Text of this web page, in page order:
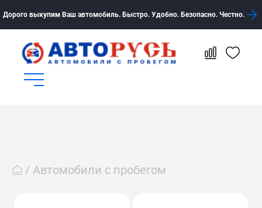
Дорого выкупим Ваш автомобиль. Быстро. Удобно. Безопасно. Честно.
Автомобили с пробегом